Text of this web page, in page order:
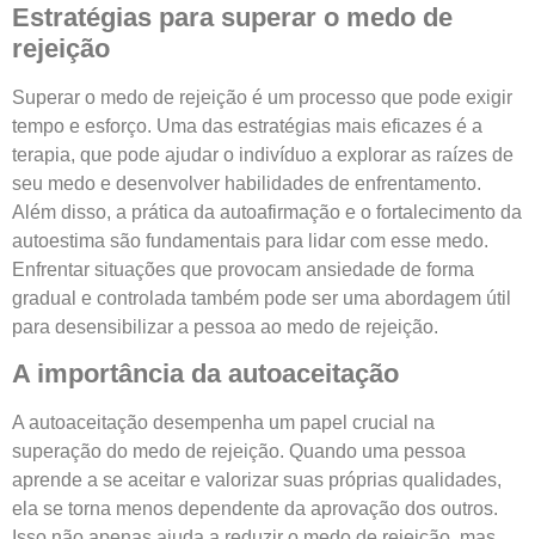
Estratégias para superar o medo de
rejeição
Superar o medo de rejeição é um processo que pode exigir
tempo e esforço. Uma das estratégias mais eficazes é a
terapia, que pode ajudar o indivíduo a explorar as raízes de
seu medo e desenvolver habilidades de enfrentamento.
Além disso, a prática da autoafirmação e o fortalecimento da
autoestima são fundamentais para lidar com esse medo.
Enfrentar situações que provocam ansiedade de forma
gradual e controlada também pode ser uma abordagem útil
para desensibilizar a pessoa ao medo de rejeição.
A importância da autoaceitação
A autoaceitação desempenha um papel crucial na
superação do medo de rejeição. Quando uma pessoa
aprende a se aceitar e valorizar suas próprias qualidades,
ela se torna menos dependente da aprovação dos outros.